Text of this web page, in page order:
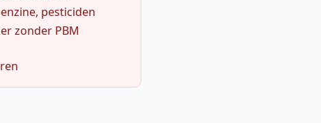
pesticiden
zonder PBM